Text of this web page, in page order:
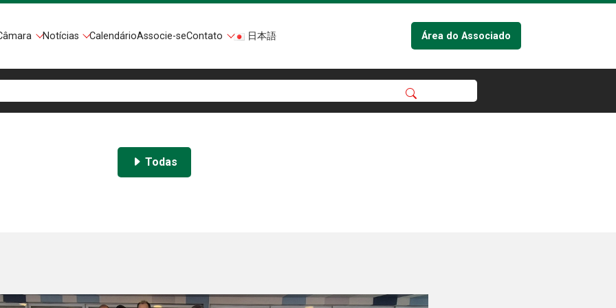
Notícias CalendárioAssocie-seContato 日本語 Área do Associado
Todas